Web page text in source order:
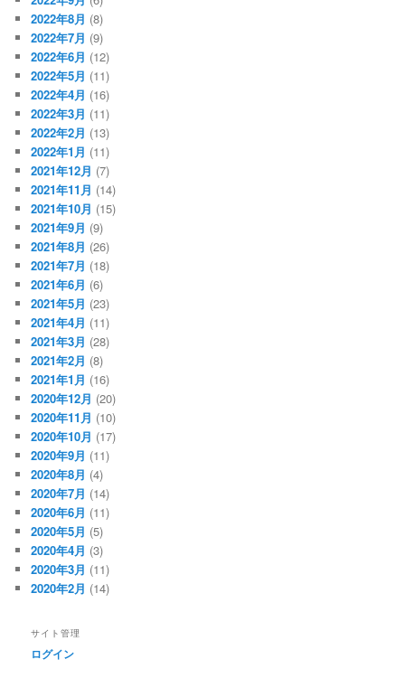
2022年8月 (8)
2022年7月 (9)
2022年6月 (12)
2022年5月 (11)
2022年4月 (16)
2022年3月 (11)
2022年2月 (13)
2022年1月 (11)
2021年12月 (7)
2021年11月 (14)
2021年10月 (15)
2021年9月 (9)
2021年8月 (26)
2021年7月 (18)
2021年6月 (6)
2021年5月 (23)
2021年4月 (11)
2021年3月 (28)
2021年2月 (8)
2021年1月 (16)
2020年12月 (20)
2020年11月 (10)
2020年10月 (17)
2020年9月 (11)
2020年8月 (4)
2020年7月 (14)
2020年6月 (11)
2020年5月 (5)
2020年4月 (3)
2020年3月 (11)
2020年2月 (14)
サイト管理
ログイン